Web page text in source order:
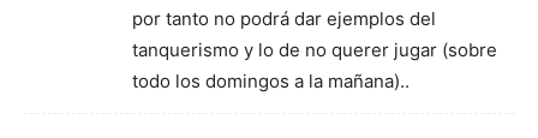
por tanto no podrá dar ejemplos del
tanquerismo y lo de no querer jugar (sobre
todo los domingos a la mañana)..